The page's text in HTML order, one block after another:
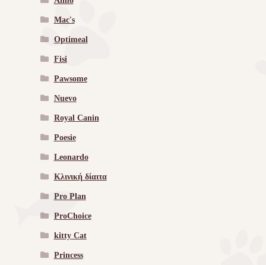
Mac's
Optimeal
Fisi
Pawsome
Nuevo
Royal Canin
Poesie
Leonardo
Κλινική δίαιτα
Pro Plan
ProChoice
kitty Cat
Princess